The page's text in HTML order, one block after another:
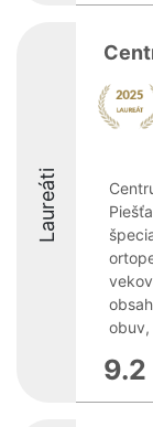
Laureáti
obuv,
9.2